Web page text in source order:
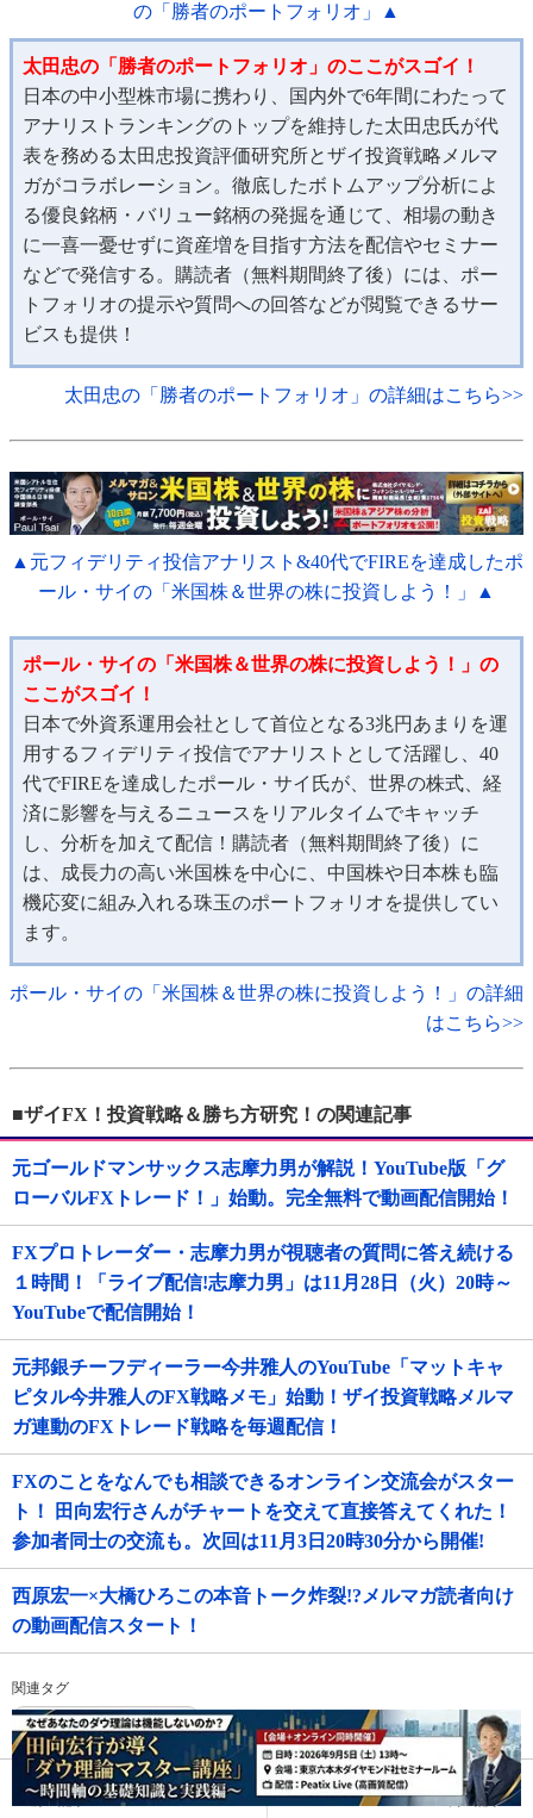
の「勝者のポートフォリオ」▲
太田忠の「勝者のポートフォリオ」のここがスゴイ！
日本の中小型株市場に携わり、国内外で6年間にわたって
アナリストランキングのトップを維持した太田忠氏が代
表を務める太田忠投資評価研究所とザイ投資戦略メルマ
ガがコラボレーション。徹底したボトムアップ分析によ
る優良銘柄・バリュー銘柄の発掘を通じて、相場の動き
に一喜一憂せずに資産増を目指す方法を配信やセミナー
などで発信する。購読者（無料期間終了後）には、ポー
トフォリオの提示や質問への回答などが閲覧できるサー
ビスも提供！
太田忠の「勝者のポートフォリオ」の詳細はこちら>>
▲元フィデリティ投信アナリスト&40代でFIREを達成したポ
ール・サイの「米国株＆世界の株に投資しよう！」▲
ポール・サイの「米国株＆世界の株に投資しよう！」の
ここがスゴイ！
日本で外資系運用会社として首位となる3兆円あまりを運
用するフィデリティ投信でアナリストとして活躍し、40
代でFIREを達成したポール・サイ氏が、世界の株式、経
済に影響を与えるニュースをリアルタイムでキャッチ
し、分析を加えて配信！購読者（無料期間終了後）に
は、成長力の高い米国株を中心に、中国株や日本株も臨
機応変に組み入れる珠玉のポートフォリオを提供してい
ます。
ポール・サイの「米国株＆世界の株に投資しよう！」の詳細
はこちら>>
■ザイFX！投資戦略＆勝ち方研究！の関連記事
元ゴールドマンサックス志摩力男が解説！YouTube版「グ
ローバルFXトレード！」始動。完全無料で動画配信開始！
FXプロトレーダー・志摩力男が視聴者の質問に答え続ける
１時間！「ライブ配信!志摩力男」は11月28日（火）20時～
YouTubeで配信開始！
元邦銀チーフディーラー今井雅人のYouTube「マットキャ
ピタル今井雅人のFX戦略メモ」始動！ザイ投資戦略メルマ
ガ連動のFXトレード戦略を毎週配信！
FXのことをなんでも相談できるオンライン交流会がスター
ト！ 田向宏行さんがチャートを交えて直接答えてくれた！
参加者同士の交流も。次回は11月3日20時30分から開催!
西原宏一×大橋ひろこの本音トーク炸裂!?メルマガ読者向け
の動画配信スタート！
関連タグ
ザイ投資戦略メルマガ
前の記事 次の記事